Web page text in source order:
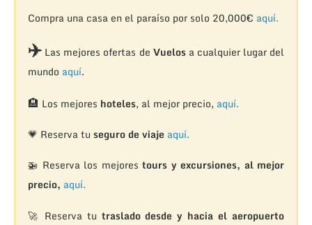
Compra una casa en el paraíso por solo 20,000€ aquí.
✈️Las mejores ofertas de Vuelosa cualquier lugar del
mundo aquí.
🏨 Los mejores hoteles, al mejor precio, aquí.
💗 Reserva tu seguro de viaje aquí.
🚁 Reserva los mejorestours y excursiones, al mejor
precio, aquí.
🚀 Reserva tu traslado desde y hacia el aeropuerto